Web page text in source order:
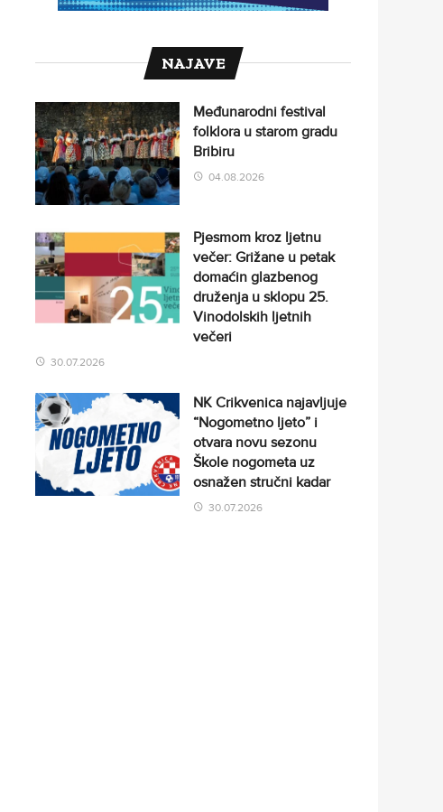
NAJAVE
Međunarodni festival
folklora u starom gradu
Bribiru
04.08.2026
Pjesmom kroz ljetnu
večer: Grižane u petak
domaćin glazbenog
druženja u sklopu 25.
Vinodolskih ljetnih
večeri
30.07.2026
NK Crikvenica najavljuje
“Nogometno ljeto” i
otvara novu sezonu
Škole nogometa uz
osnažen stručni kadar
30.07.2026